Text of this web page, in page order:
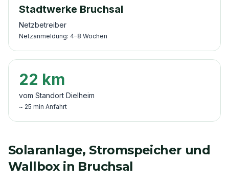
Stadtwerke Bruchsal
Netzbetreiber
Netzanmeldung: 4–8 Wochen
22 km
vom Standort Dielheim
~ 25 min Anfahrt
Solaranlage, Stromspeicher und
Wallbox in Bruchsal